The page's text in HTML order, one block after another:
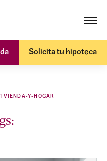
Solicita tu hipoteca
Y-HOGAR